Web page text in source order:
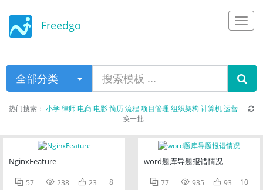
Freedgo
全部分类
热门搜索： 小学律师电商电影简历流程 项目管理 组织架构 计算机运营
换一批
NginxFeature
 57  238  23 8
word题库导题报错情况
 77  935  93 10